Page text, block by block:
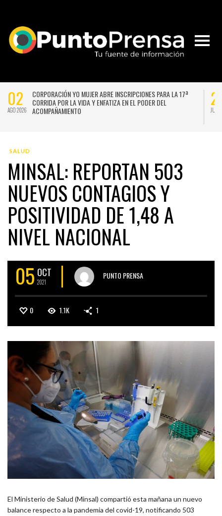
02
AGO 2026
CORPORACIÓN YO MUJER ABRE INSCRIPCIONES PARA LA 17ª
CORRIDA POR LA VIDA Y ENFATIZA EN EL PODER DEL
ACOMPAÑAMIENTO
JUL
SALUD
MINSAL: REPORTAN 503
NUEVOS CONTAGIOS Y
POSITIVIDAD DE 1,48 A
NIVEL NACIONAL
05 OCT
2021
PUNTO PRENSA
0 1.1K 1
El Ministerio de Salud (Minsal) compartió esta mañana un nuevo
balance respecto a la pandemia del covid-19, notificando 503